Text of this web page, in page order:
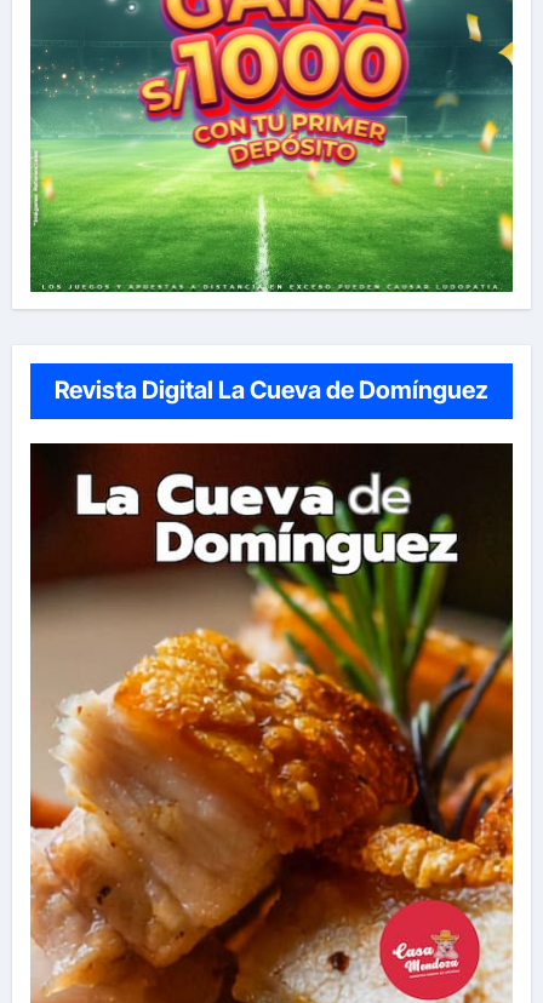
Revista Digital La Cueva de Domínguez